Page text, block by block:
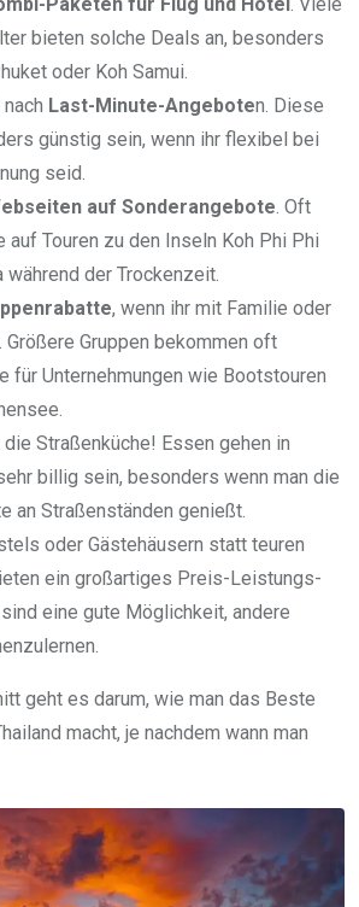
bieten solche Deals an, besonders
oder Koh Samui.
Last-Minute-Angeboten. Diese
günstig sein, wenn ihr flexibel bei
seid.
auf Sonderangebote. Oft
auf Touren zu den Inseln Koh Phi Phi
während der Trockenzeit.
, wenn ihr mit Familie oder
Größere Gruppen bekommen oft
für Unternehmungen wie Bootstouren
Straßenküche! Essen gehen in
billig sein, besonders wenn man die
an Straßenständen genießt.
oder Gästehäusern statt teuren
ein großartiges Preis-Leistungs-
eine gute Möglichkeit, andere
geht es darum, wie man das Beste
macht, je nachdem wann man